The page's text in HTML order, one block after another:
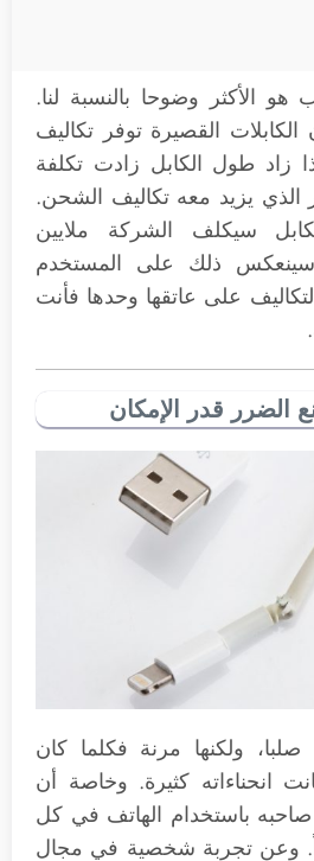
الأكثر وضوحا بالنسبة لنا.
الكابلات القصيرة توفر تكاليف
زاد طول الكابل زادت تكلفة
الذي يزيد معه تكاليف الشحن.
سيكلف الشركة ملايين
سينعكس ذلك على المستخدم
على عاتقها وحدها فأنت
الضرر قدر الإمكان
ولكنها مرنة فكلما كان
انحناءاته كثيرة. وخاصة أن
باستخدام الهاتف في كل
وعن تجربة شخصية في مجال